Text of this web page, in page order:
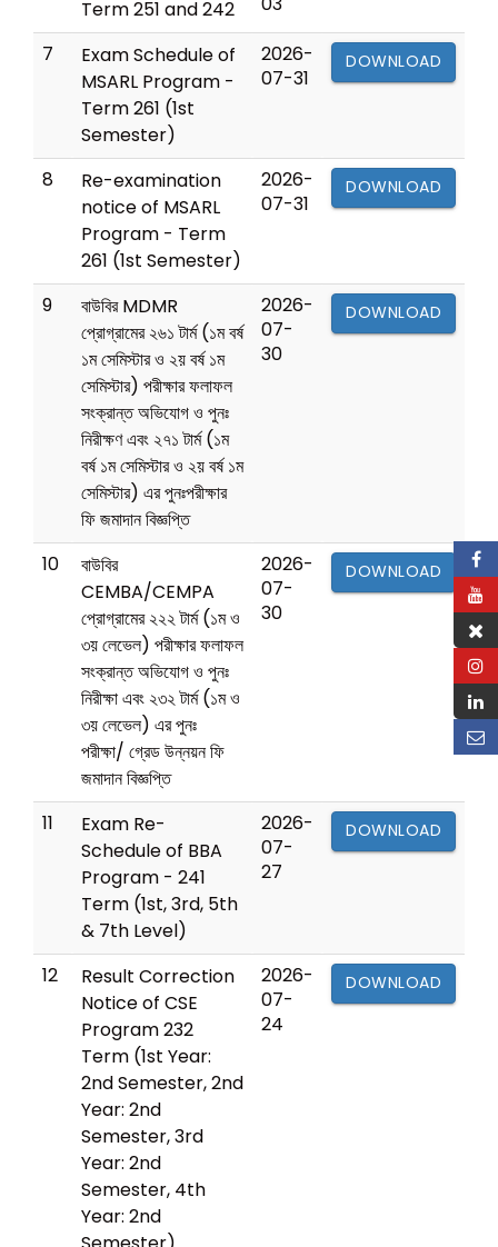
Term 251 and 242
7
Exam Schedule of
MSARL Program -
Term 261 (1st
Semester)
2026-
07-31
DOWNLOAD
8
Re-examination
notice of MSARL
Program - Term
261 (1st Semester)
2026-
07-31
DOWNLOAD
9
বাউবির MDMR
প্রোগ্রামের ২৬১ টার্ম (১ম বর্ষ
১ম সেমিস্টার ও ২য় বর্ষ ১ম
সেমিস্টার) পরীক্ষার ফলাফল
সংক্রান্ত অভিযোগ ও পুনঃ
নিরীক্ষণ এবং ২৭১ টার্ম (১ম
বর্ষ ১ম সেমিস্টার ও ২য় বর্ষ ১ম
সেমিস্টার) এর পুনঃপরীক্ষার
ফি জমাদান বিজ্ঞপ্তি
2026-
07-
30
DOWNLOAD
10
বাউবির
CEMBA/CEMPA
প্রোগ্রামের ২২২ টার্ম (১ম ও
৩য় লেভেল) পরীক্ষার ফলাফল
সংক্রান্ত অভিযোগ ও পুনঃ
নিরীক্ষা এবং ২৩২ টার্ম (১ম ও
৩য় লেভেল) এর পুনঃ
পরীক্ষা/ গ্রেড উন্নয়ন ফি
জমাদান বিজ্ঞপ্তি
2026-
07-
30
DOWNLOAD
11
Exam Re-
Schedule of BBA
Program - 241
Term (1st, 3rd, 5th
& 7th Level)
2026-
07-
27
DOWNLOAD
12
Result Correction
Notice of CSE
Program 232
Term (1st Year:
2nd Semester, 2nd
Year: 2nd
Semester, 3rd
Year: 2nd
Semester, 4th
Year: 2nd
2026-
07-
24
DOWNLOAD